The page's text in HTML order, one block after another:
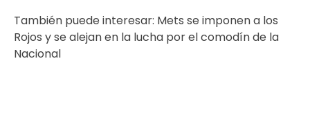
También puede interesar: Mets se imponen a los
Rojos y se alejan en la lucha por el comodín de la
Nacional